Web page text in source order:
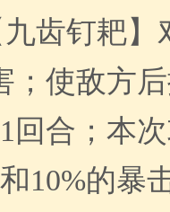
齿钉耙】
；使敌方
回合；本
10%的暴